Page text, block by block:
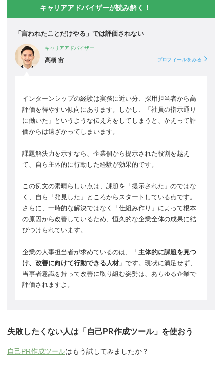
キャリアアドバイザーが読み解く！
「言われたことだけやる」では評価されない
キャリアアドバイザー
高橋 宙 プロフィールをみる
インターンシップの経験は実務に近い分、採用担当者から高
評価を得やすい傾向にあります。しかし、「社員の指示通り
に働いた」というような伝え方をしてしまうと、かえって評
価からは遠ざかってしまいます。
課題解決力を示すなら、企業側から提示された役割を越え
て、自ら主体的に行動した経験が効果的です。
この例文の素晴らしい点は、課題を「提示された」のではな
く、自ら「発見した」ところからスタートしている点です。
さらに、一時的な解決ではなく「仕組み作り」によって根本
の原因から改善しているため、恒久的な企業全体の成果に結
びつけられています。
企業の人事担当者が求めているのは、「主体的に課題を見つ
け、改善に向けて行動できる人材 」です。現状に満足せず、
当事者意識を持って改善に取り組む姿勢は、あらゆる企業で
評価されますよ。
失敗したくない人は「自己PR作成ツール」を使おう
自己PR作成ツールはもう試してみましたか？